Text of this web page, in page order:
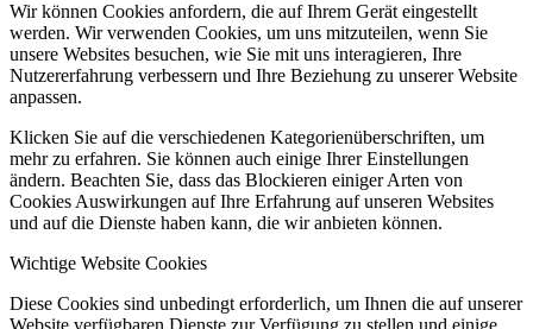
Wir können Cookies anfordern, die auf Ihrem Gerät eingestellt
werden. Wir verwenden Cookies, um uns mitzuteilen, wenn Sie
unsere Websites besuchen, wie Sie mit uns interagieren, Ihre
Nutzererfahrung verbessern und Ihre Beziehung zu unserer Website
anpassen.
Klicken Sie auf die verschiedenen Kategorienüberschriften, um
mehr zu erfahren. Sie können auch einige Ihrer Einstellungen
ändern. Beachten Sie, dass das Blockieren einiger Arten von
Cookies Auswirkungen auf Ihre Erfahrung auf unseren Websites
und auf die Dienste haben kann, die wir anbieten können.
Wichtige Website Cookies
Diese Cookies sind unbedingt erforderlich, um Ihnen die auf unserer
Website verfügbaren Dienste zur Verfügung zu stellen und einige